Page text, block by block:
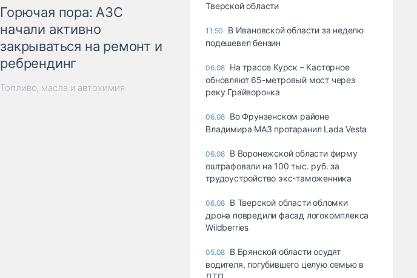
Горючая пора: АЗС
начали активно
закрываться на ремонт и
ребрендинг
Топливо, масла и автохимия
Тверской области
11:50
В Ивановской области за неделю
подешевел бензин
06.08 На трассе Курск – Касторное
обновляют 65-метровый мост через
реку Грайворонка
06.08 Во Фрунзенском районе
Владимира МАЗ протаранил Lada Vesta
06.08 В Воронежской области фирму
оштрафовали на 100 тыс. руб. за
трудоустройство экс-таможенника
06.08 В Тверской области обломки
дрона повредили фасад логокомплекса
Wildberries
05.08 В Брянской области осудят
водителя, погубившего целую семью в